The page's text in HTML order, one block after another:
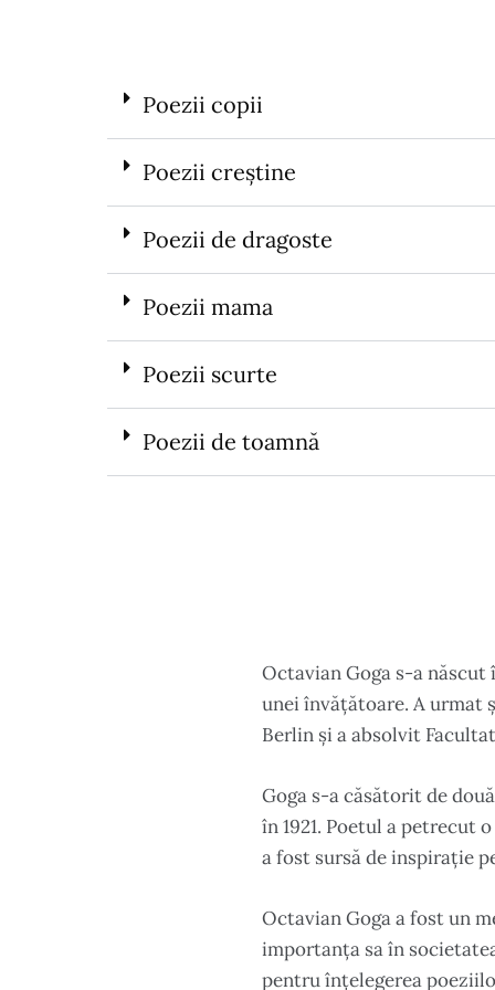
Poezii copii
Poezii creștine
Poezii de dragoste
Poezii mama
Poezii scurte
Poezii de toamnă
Octavian Goga s-a
unei învățătoare. A urmat
Berlin și a absolvit
Goga s-a căsătorit de
în 1921. Poetul a petrecut
a fost sursă de inspirație
Octavian Goga a fost un
importanța sa în
pentru înțelegerea